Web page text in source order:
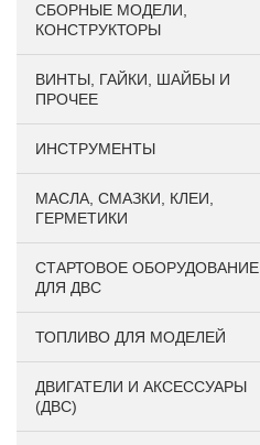
CБОРНЫЕ МОДЕЛИ,
КОНСТРУКТОРЫ
ВИНТЫ, ГАЙКИ, ШАЙБЫ И
ПРОЧЕЕ
ИНСТРУМЕНТЫ
МАСЛА, СМАЗКИ, КЛЕИ,
ГЕРМЕТИКИ
СТАРТОВОЕ ОБОРУДОВАНИЕ
ДЛЯ ДВС
ТОПЛИВО ДЛЯ МОДЕЛЕЙ
ДВИГАТЕЛИ И АКСЕССУАРЫ
(ДВС)